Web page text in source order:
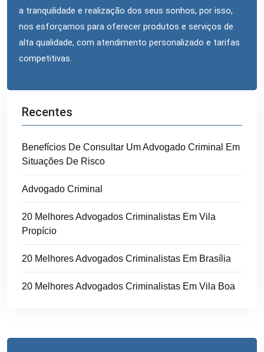
a tranquilidade e realização dos seus sonhos, por isso,
nos esforçamos para oferecer produtos e serviços de
alta qualidade, com atendimento personalizado e tarifas
competitivas.
Recentes
Benefícios De Consultar Um Advogado Criminal Em
Situações De Risco
Advogado Criminal
20 Melhores Advogados Criminalistas Em Vila
Propício
20 Melhores Advogados Criminalistas Em Brasília
20 Melhores Advogados Criminalistas Em Vila Boa